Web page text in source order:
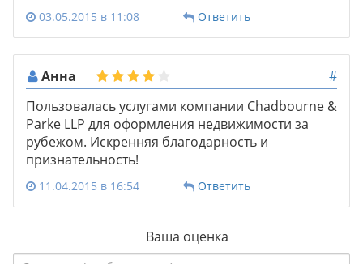
03.05.2015 в 11:08 Ответить
Анна
#
Пользовалась услугами компании Chadbourne &
Parke LLP для оформления недвижимости за
рубежом. Искренняя благодарность и
признательность!
11.04.2015 в 16:54 Ответить
Ваша оценка